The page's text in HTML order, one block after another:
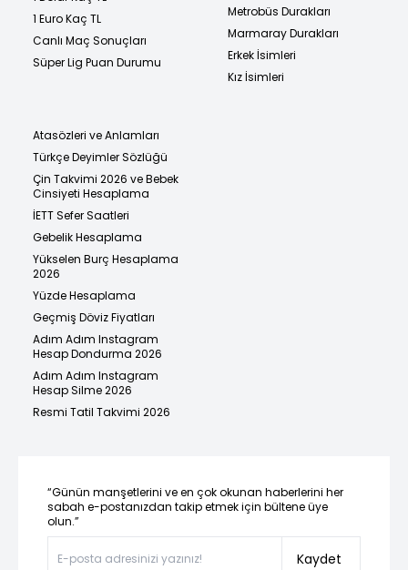
1 Euro Kaç TL
Canlı Maç Sonuçları
Süper Lig Puan Durumu
Metrobüs Durakları
Marmaray Durakları
Erkek İsimleri
Kız İsimleri
Atasözleri ve Anlamları
Türkçe Deyimler Sözlüğü
Çin Takvimi 2026 ve Bebek
Cinsiyeti Hesaplama
İETT Sefer Saatleri
Gebelik Hesaplama
Yükselen Burç Hesaplama
2026
Yüzde Hesaplama
Geçmiş Döviz Fiyatları
Adım Adım Instagram
Hesap Dondurma 2026
Adım Adım Instagram
Hesap Silme 2026
Resmi Tatil Takvimi 2026
“Günün manşetlerini ve en çok okunan haberlerini her
sabah e-postanızdan takip etmek için bültene üye
olun.”
Kaydet